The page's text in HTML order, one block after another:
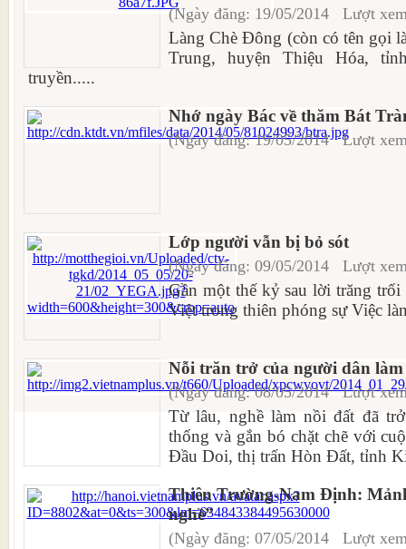
(Ngày đăng: 19/05/2014 Lượt
Làng Chè Đông (còn có tên gọi
Trung, huyện Thiệu Hóa,
truyền.....
Nhớ ngày Bác về thăm Bát
(Ngày đăng: 19/05/2014 Lượt
Lớp người vẫn bị bỏ sót
(Ngày đăng: 09/05/2014 Lượt
Gần một thế kỷ sau lời trăng
Việt trong thiên phóng sự Việc
Nỗi trăn trở của người dân
(Ngày đăng: 08/05/2014 Lượt
Từ lâu, nghề làm nồi đất đã
thống và gắn bó chặt chẽ với
Đầu Doi, thị trấn Hòn Đất, tỉnh
Thiên Trường-Nam Định:
nghề”
(Ngày đăng: 07/05/2014 Lượt